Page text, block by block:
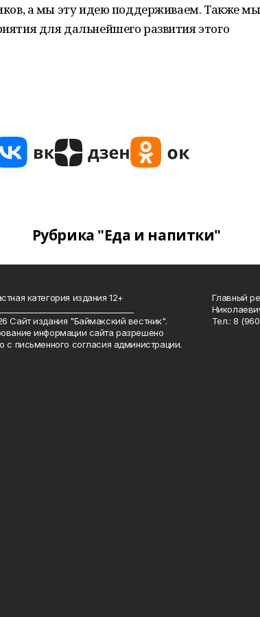
а мы эту идею поддерживаем. Также мы
для дальнейшего развития этого
Рубрика "Еда и напитки"
категория издания 12+
Сайт издания "Баймакский вестник".
информации сайта разрешено
с письменного согласия администрации.
Главный
Тел.: 8